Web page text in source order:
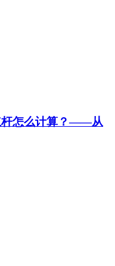
杆怎么计算？——从